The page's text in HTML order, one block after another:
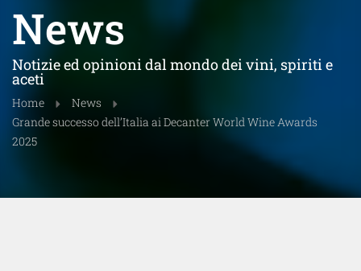
News
Notizie ed opinioni dal mondo dei vini, spiriti e
aceti
Home
News
Grande successo dell’Italia ai Decanter World Wine Awards
2025